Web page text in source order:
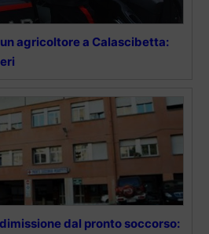
agricoltore a Calascibetta:
dal pronto soccorso: